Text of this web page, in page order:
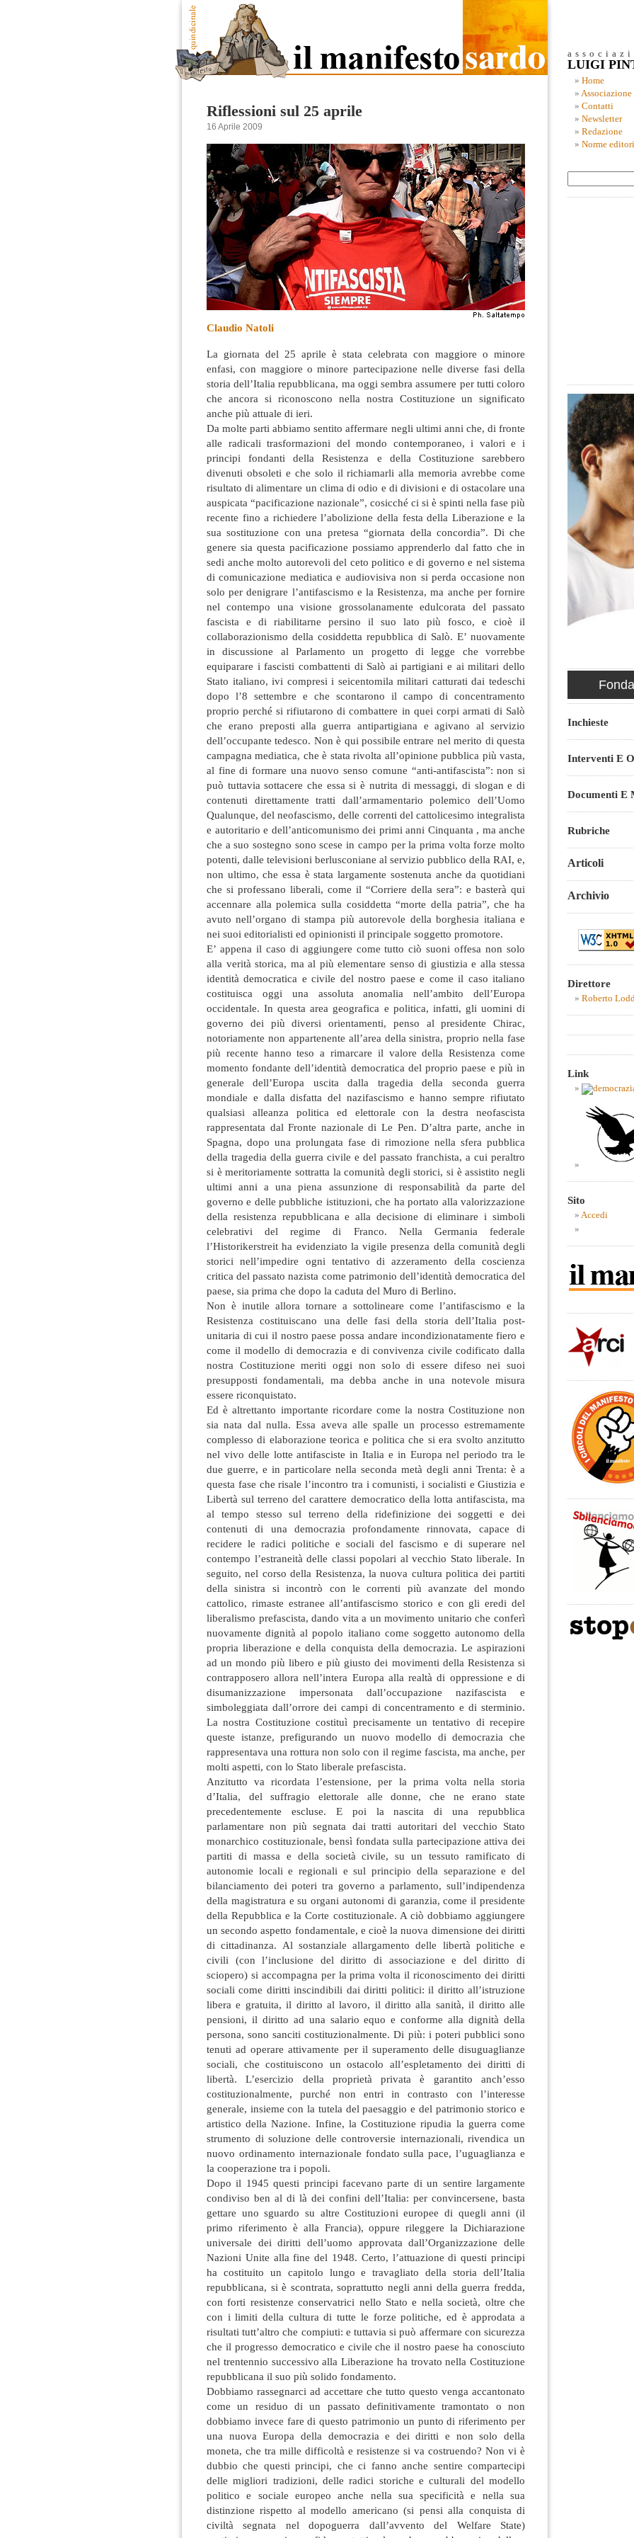
Riflessioni sul 25 aprile
16 Aprile 2009
Claudio Natoli
La giornata del 25 aprile è stata celebrata con maggiore o minore
enfasi, con maggiore o minore partecipazione nelle diverse fasi della
storia dell’Italia repubblicana, ma oggi sembra assumere per tutti coloro
che ancora si riconoscono nella nostra Costituzione un significato
anche più attuale di ieri.
Da molte parti abbiamo sentito affermare negli ultimi anni che, di fronte
alle radicali trasformazioni del mondo contemporaneo, i valori e i
principi fondanti della Resistenza e della Costituzione sarebbero
divenuti obsoleti e che solo il richiamarli alla memoria avrebbe come
risultato di alimentare un clima di odio e di divisioni e di ostacolare una
auspicata “pacificazione nazionale”, cosicché ci si è spinti nella fase più
recente fino a richiedere l’abolizione della festa della Liberazione e la
sua sostituzione con una pretesa “giornata della concordia”. Di che
genere sia questa pacificazione possiamo apprenderlo dal fatto che in
sedi anche molto autorevoli del ceto politico e di governo e nel sistema
di comunicazione mediatica e audiovisiva non si perda occasione non
solo per denigrare l’antifascismo e la Resistenza, ma anche per fornire
nel contempo una visione grossolanamente edulcorata del passato
fascista e di riabilitarne persino il suo lato più fosco, e cioè il
collaborazionismo della cosiddetta repubblica di Salò. E’ nuovamente
in discussione al Parlamento un progetto di legge che vorrebbe
equiparare i fascisti combattenti di Salò ai partigiani e ai militari dello
Stato italiano, ivi compresi i seicentomila militari catturati dai tedeschi
dopo l’8 settembre e che scontarono il campo di concentramento
proprio perché si rifiutarono di combattere in quei corpi armati di Salò
che erano preposti alla guerra antipartigiana e agivano al servizio
dell’occupante tedesco. Non è qui possibile entrare nel merito di questa
campagna mediatica, che è stata rivolta all’opinione pubblica più vasta,
al fine di formare una nuovo senso comune “anti-antifascista”: non si
può tuttavia sottacere che essa si è nutrita di messaggi, di slogan e di
contenuti direttamente tratti dall’armamentario polemico dell’Uomo
Qualunque, del neofascismo, delle correnti del cattolicesimo integralista
e autoritario e dell’anticomunismo dei primi anni Cinquanta , ma anche
che a suo sostegno sono scese in campo per la prima volta forze molto
potenti, dalle televisioni berlusconiane al servizio pubblico della RAI, e,
non ultimo, che essa è stata largamente sostenuta anche da quotidiani
che si professano liberali, come il “Corriere della sera”: e basterà qui
accennare alla polemica sulla cosiddetta “morte della patria”, che ha
avuto nell’organo di stampa più autorevole della borghesia italiana e
nei suoi editorialisti ed opinionisti il principale soggetto promotore.
E’ appena il caso di aggiungere come tutto ciò suoni offesa non solo
alla verità storica, ma al più elementare senso di giustizia e alla stessa
identità democratica e civile del nostro paese e come il caso italiano
costituisca oggi una assoluta anomalia nell’ambito dell’Europa
occidentale. In questa area geografica e politica, infatti, gli uomini di
governo dei più diversi orientamenti, penso al presidente Chirac,
notoriamente non appartenente all’area della sinistra, proprio nella fase
più recente hanno teso a rimarcare il valore della Resistenza come
momento fondante dell’identità democratica del proprio paese e più in
generale dell’Europa uscita dalla tragedia della seconda guerra
mondiale e dalla disfatta del nazifascismo e hanno sempre rifiutato
qualsiasi alleanza politica ed elettorale con la destra neofascista
rappresentata dal Fronte nazionale di Le Pen. D’altra parte, anche in
Spagna, dopo una prolungata fase di rimozione nella sfera pubblica
della tragedia della guerra civile e del passato franchista, a cui peraltro
si è meritoriamente sottratta la comunità degli storici, si è assistito negli
ultimi anni a una piena assunzione di responsabilità da parte del
governo e delle pubbliche istituzioni, che ha portato alla valorizzazione
della resistenza repubblicana e alla decisione di eliminare i simboli
celebrativi del regime di Franco. Nella Germania federale
l’Historikerstreit ha evidenziato la vigile presenza della comunità degli
storici nell’impedire ogni tentativo di azzeramento della coscienza
critica del passato nazista come patrimonio dell’identità democratica del
paese, sia prima che dopo la caduta del Muro di Berlino.
Non è inutile allora tornare a sottolineare come l’antifascismo e la
Resistenza costituiscano una delle fasi della storia dell’Italia post-
unitaria di cui il nostro paese possa andare incondizionatamente fiero e
come il modello di democrazia e di convivenza civile codificato dalla
nostra Costituzione meriti oggi non solo di essere difeso nei suoi
presupposti fondamentali, ma debba anche in una notevole misura
essere riconquistato.
Ed è altrettanto importante ricordare come la nostra Costituzione non
sia nata dal nulla. Essa aveva alle spalle un processo estremamente
complesso di elaborazione teorica e politica che si era svolto anzitutto
nel vivo delle lotte antifasciste in Italia e in Europa nel periodo tra le
due guerre, e in particolare nella seconda metà degli anni Trenta: è a
questa fase che risale l’incontro tra i comunisti, i socialisti e Giustizia e
Libertà sul terreno del carattere democratico della lotta antifascista, ma
al tempo stesso sul terreno della ridefinizione dei soggetti e dei
contenuti di una democrazia profondamente rinnovata, capace di
recidere le radici politiche e sociali del fascismo e di superare nel
contempo l’estraneità delle classi popolari al vecchio Stato liberale. In
seguito, nel corso della Resistenza, la nuova cultura politica dei partiti
della sinistra si incontrò con le correnti più avanzate del mondo
cattolico, rimaste estranee all’antifascismo storico e con gli eredi del
liberalismo prefascista, dando vita a un movimento unitario che conferì
nuovamente dignità al popolo italiano come soggetto autonomo della
propria liberazione e della conquista della democrazia. Le aspirazioni
ad un mondo più libero e più giusto dei movimenti della Resistenza si
contrapposero allora nell’intera Europa alla realtà di oppressione e di
disumanizzazione impersonata dall’occupazione nazifascista e
simboleggiata dall’orrore dei campi di concentramento e di sterminio.
La nostra Costituzione costituì precisamente un tentativo di recepire
queste istanze, prefigurando un nuovo modello di democrazia che
rappresentava una rottura non solo con il regime fascista, ma anche, per
molti aspetti, con lo Stato liberale prefascista.
Anzitutto va ricordata l’estensione, per la prima volta nella storia
d’Italia, del suffragio elettorale alle donne, che ne erano state
precedentemente escluse. E poi la nascita di una repubblica
parlamentare non più segnata dai tratti autoritari del vecchio Stato
monarchico costituzionale, bensì fondata sulla partecipazione attiva dei
partiti di massa e della società civile, su un tessuto ramificato di
autonomie locali e regionali e sul principio della separazione e del
bilanciamento dei poteri tra governo a parlamento, sull’indipendenza
della magistratura e su organi autonomi di garanzia, come il presidente
della Repubblica e la Corte costituzionale. A ciò dobbiamo aggiungere
un secondo aspetto fondamentale, e cioè la nuova dimensione dei diritti
di cittadinanza. Al sostanziale allargamento delle libertà politiche e
civili (con l’inclusione del diritto di associazione e del diritto di
sciopero) si accompagna per la prima volta il riconoscimento dei diritti
sociali come diritti inscindibili dai diritti politici: il diritto all’istruzione
libera e gratuita, il diritto al lavoro, il diritto alla sanità, il diritto alle
pensioni, il diritto ad una salario equo e conforme alla dignità della
persona, sono sanciti costituzionalmente. Di più: i poteri pubblici sono
tenuti ad operare attivamente per il superamento delle disuguaglianze
sociali, che costituiscono un ostacolo all’espletamento dei diritti di
libertà. L’esercizio della proprietà privata è garantito anch’esso
costituzionalmente, purché non entri in contrasto con l’interesse
generale, insieme con la tutela del paesaggio e del patrimonio storico e
artistico della Nazione. Infine, la Costituzione ripudia la guerra come
strumento di soluzione delle controversie internazionali, rivendica un
nuovo ordinamento internazionale fondato sulla pace, l’uguaglianza e
la cooperazione tra i popoli.
Dopo il 1945 questi principi facevano parte di un sentire largamente
condiviso ben al di là dei confini dell’Italia: per convincersene, basta
gettare uno sguardo su altre Costituzioni europee di quegli anni (il
primo riferimento è alla Francia), oppure rileggere la Dichiarazione
universale dei diritti dell’uomo approvata dall’Organizzazione delle
Nazioni Unite alla fine del 1948. Certo, l’attuazione di questi principi
ha costituito un capitolo lungo e travagliato della storia dell’Italia
repubblicana, si è scontrata, soprattutto negli anni della guerra fredda,
con forti resistenze conservatrici nello Stato e nella società, oltre che
con i limiti della cultura di tutte le forze politiche, ed è approdata a
risultati tutt’altro che compiuti: e tuttavia si può affermare con sicurezza
che il progresso democratico e civile che il nostro paese ha conosciuto
nel trentennio successivo alla Liberazione ha trovato nella Costituzione
repubblicana il suo più solido fondamento.
Dobbiamo rassegnarci ad accettare che tutto questo venga accantonato
come un residuo di un passato definitivamente tramontato o non
dobbiamo invece fare di questo patrimonio un punto di riferimento per
una nuova Europa della democrazia e dei diritti e non solo della
moneta, che tra mille difficoltà e resistenze si va costruendo? Non vi è
dubbio che questi principi, che ci fanno anche sentire compartecipi
delle migliori tradizioni, delle radici storiche e culturali del modello
politico e sociale europeo anche nella sua specificità e nella sua
distinzione rispetto al modello americano (si pensi alla conquista di
civiltà segnata nel dopoguerra dall’avvento del Welfare State)
LUIGI
Home
Associazione
Contatti
Newsletter
Redazione
Norme
Inchieste
Interventi E
Documenti E
Rubriche
Articoli
Archivio
Direttore
Roberto
Link
Sito
Accedi